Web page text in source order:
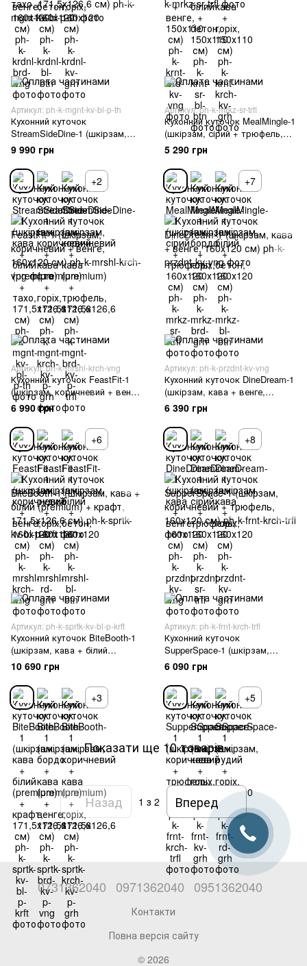
Артикул: ph-k-mgnt-kv-bl-p-th
Кухонний куточок
StreamSideDine-1 (шкірзам,
кава + білий (premium) + тахо,
171,5х126,6 см)
9 990 грн
+2
Артикул: ph-k-mrkz-sr-trfl
Кухонний куточок MealMingle-1
(шкірзам, сірий + трюфель,
160х120 см)
5 290 грн
+7
Артикул: ph-k-mrshl-krch-vng
Кухонний куточок FeastFit-1
(шкірзам, коричневий + венге,
160х120 см)
6 990 грн
+6
Артикул: ph-k-przdnt-kv-vng
Кухонний куточок DineDream-1
(шкірзам, кава + венге,
160х120 см)
6 390 грн
+8
Артикул: ph-k-sprtk-kv-bl-p-krft
Кухонний куточок BiteBooth-1
(шкірзам, кава + білий
(premium) + крафт, 171,5х126,6
см)
10 690 грн
+3
Артикул: ph-k-frnt-krch-trfl
Кухонний куточок
SupperSpace-1 (шкірзам,
коричневий + трюфель,
160х120 см)
6 090 грн
+5
Показати ще 10 товарів
Назад 1 з 2 Вперед
0731362040 0971362040 0951362040
Контакти
Повна версія сайту
© 2026